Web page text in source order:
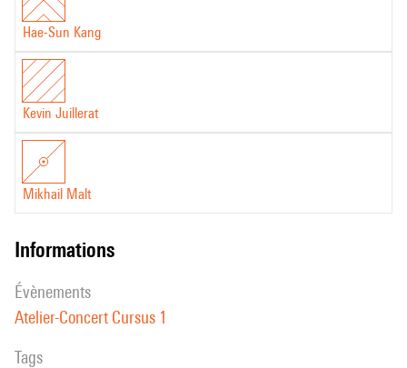
Hae-Sun Kang
Kevin Juillerat
Mikhail Malt
informations
évènements
Atelier-Concert Cursus 1
Tags